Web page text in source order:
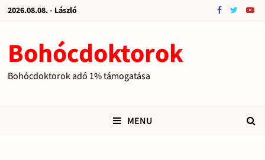
2026.08.08. - László
Bohócdoktorok
Bohócdoktorok adó 1% támogatása
MENU